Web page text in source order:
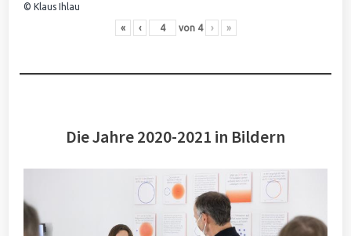
© Klaus Ihlau
« ‹ von 4 › »
Die Jahre 2020-2021 in Bildern